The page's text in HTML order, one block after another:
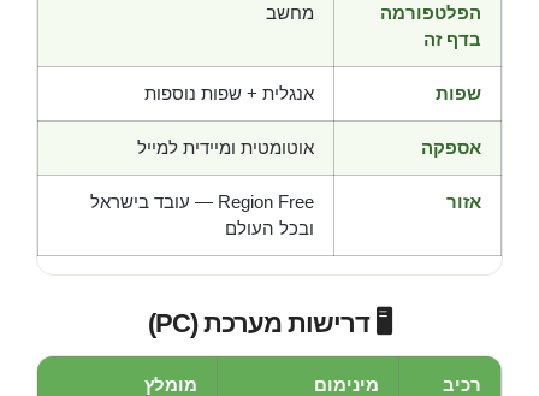
הפלטפורמה
בדף זה
מחשב
שפות אנגלית + שפות נוספות
אספקה אוטומטית ומיידית למייל
אזור
Region Free — עובד בישראל
ובכל העולם
🖥️ דרישות מערכת (PC)
רכיב מינימום מומלץ